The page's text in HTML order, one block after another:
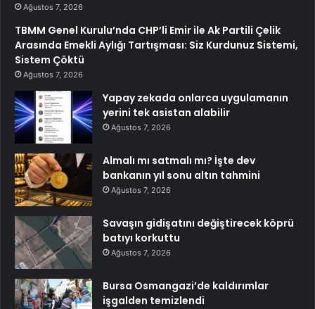
Ağustos 7, 2026
TBMM Genel Kurulu’nda CHP’li Emir ile Ak Partili Çelik
Arasında Emekli Aylığı Tartışması: Siz Kurdunuz Sistemi,
Sistem Çöktü
Ağustos 7, 2026
Yapay zekada onlarca uygulamanın
yerini tek asistan alabilir
Ağustos 7, 2026
Almalı mı satmalı mı? İşte dev
bankanın yıl sonu altın tahmini
Ağustos 7, 2026
Savaşın gidişatını değiştirecek köprü
batıyı korkuttu
Ağustos 7, 2026
Bursa Osmangazi’de kaldırımlar
işgalden temizlendi